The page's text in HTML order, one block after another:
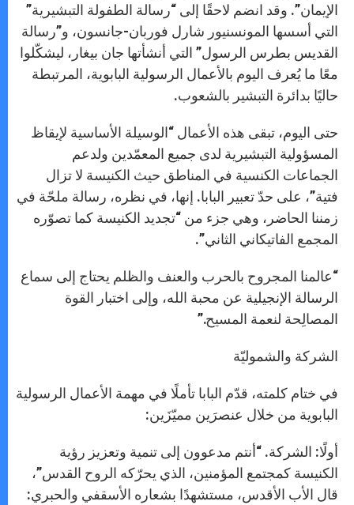
الإيمان”. وقد انضم لاحقًا إلى “رسالة الطفولة التبشيرية”
التي أسسها المونسنيور شارل فوربان-جانسون، و”رسالة
القديس بطرس الرسول” التي أنشأتها جان بيغار، ليشكّلوا
معًا ما يُعرف اليوم بالأعمال الرسولية البابوية، المرتبطة
حاليًا بدائرة التبشير بالشعوب.
حتى اليوم، تبقى هذه الأعمال “الوسيلة الأساسية لإيقاظ
المسؤولية التبشيرية لدى جميع المعمّدين ولدعم
الجماعات الكنسية في المناطق حيث الكنيسة لا تزال
فتية”، على حدّ تعبير البابا. إنها، في نظره، رسالة ملحّة في
زمننا الحاضر، وهي جزء من “تجديد الكنيسة كما تصوّره
المجمع الفاتيكاني الثاني”.
“عالمنا المجروح بالحرب والعنف والظلم يحتاج إلى سماع
الرسالة الإنجيلية عن محبة الله، وإلى اختبار القوة
المصالِحة لنعمة المسيح.”
الشركة والشموليّة
في ختام كلمته، قدّم البابا تأملًا في مهمة الأعمال الرسولية
البابوية من خلال عنصرَين مميّزَين:
أولًا: الشركة. “أنتم مدعوون إلى تنمية وتعزيز رؤية
الكنيسة كمجتمع المؤمنين، الذي يحرّكه الروح القدس”،
قال الأب الأقدس، مستشهدًا بشعاره الأسقفي والحبري: